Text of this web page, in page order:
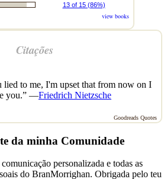
13 of 15 (86%)
view books
Citações
lied to me, I'm upset that from now on I
you.” —Friedrich Nietzsche
Goodreads Quotes
da minha Comunidade
personalizada e todas as
do BranMorrighan. Obrigada pelo teu